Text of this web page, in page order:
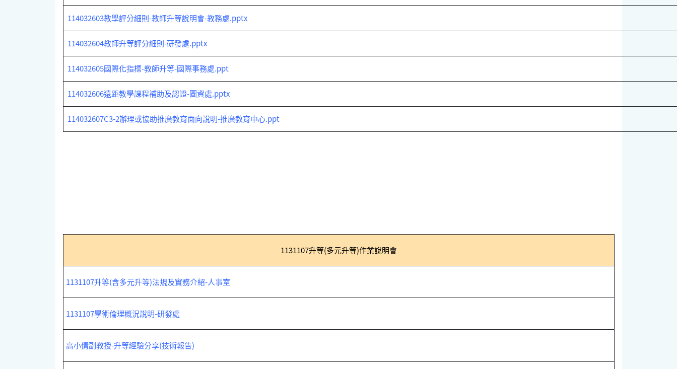
114032603教學評分細則-教師升等說明會-教務處.pptx
114032604教師升等評分細則-研發處.pptx
114032605國際化指標-教師升等-國際事務處.ppt
114032606遠距教學課程補助及認證-圖資處.pptx
114032607C3-2辦理或協助推廣教育面向說明-推廣教育中心.ppt
1131107升等(多元升等)作業說明會
1131107升等(含多元升等)法規及實務介紹-人事室
1131107學術倫理概況說明-研發處
高小倩副教授-升等經驗分享(技術報告)